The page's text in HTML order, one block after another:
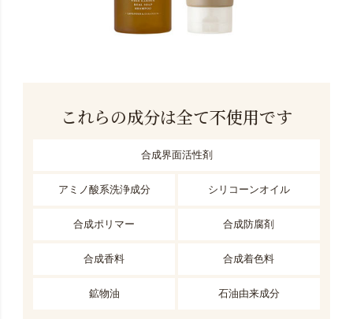
これらの成分は全て不使用です
合成界面活性剤
アミノ酸系洗浄成分 シリコーンオイル
合成ポリマー 合成防腐剤
合成香料 合成着色料
鉱物油 石油由来成分